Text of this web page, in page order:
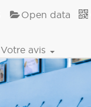
Open data
Votre avis